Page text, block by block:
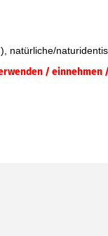
natürliche/
/ einnehmen